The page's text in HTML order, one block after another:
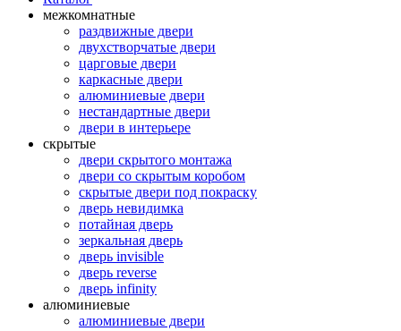
межкомнатные
раздвижные двери
двухстворчатые двери
царговые двери
каркасные двери
алюминиевые двери
нестандартные двери
двери в интерьере
скрытые
двери скрытого монтажа
двери со скрытым коробом
скрытые двери под покраску
дверь невидимка
потайная дверь
зеркальная дверь
дверь invisible
дверь reverse
дверь infinity
алюминиевые
алюминиевые двери